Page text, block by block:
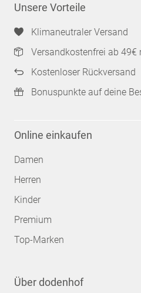
Unsere Vorteile
Klimaneutraler Versand
Versandkostenfrei ab 49€
Kostenloser Rückversand
Bonuspunkte auf deine
Online einkaufen
Damen
Herren
Kinder
Premium
Top-Marken
Über dodenhof